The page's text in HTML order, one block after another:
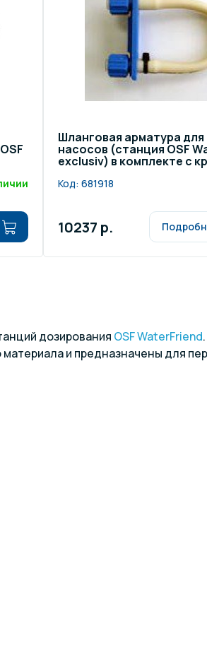
для
Измерение
Строительные
Шланговая арматура для
насосов (станция OSF
exclusiv) в комплекте с
Код: 681918
10237 р.
дозирования OSF WaterFriend.
и предназначены для